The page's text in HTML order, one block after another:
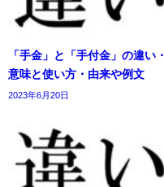
「手金」と「手付金」の違い・
意味と使い方・由来や例文
2023年6月20日